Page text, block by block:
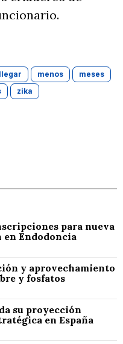
llegar menos
meses
zika
para nueva
Endodoncia
y aprovechamiento
y fosfatos
su proyección
en España